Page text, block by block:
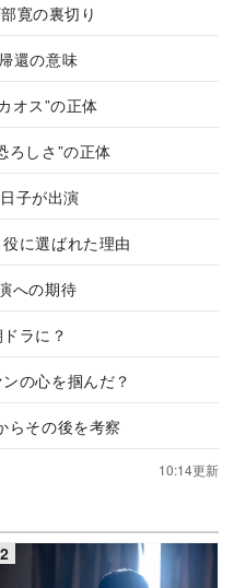
寛の裏切り
還の意味
オス”の正体
ろしさ”の正体
子が出演
に選ばれた理由
への期待
ラに？
の心を掴んだ？
らその後を考察
10:14更新